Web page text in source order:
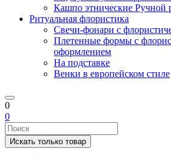
Кашпо этнические Ручной
Ритуальная флористика
Свечи-фонари с
Плетенные формы с
оформлением
На подставке
Венки в европейском стиле
0
0
Искать только товар